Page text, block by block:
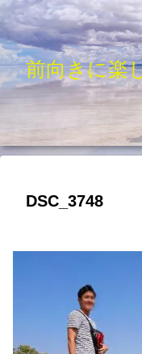
前向きに楽
DSC_3748